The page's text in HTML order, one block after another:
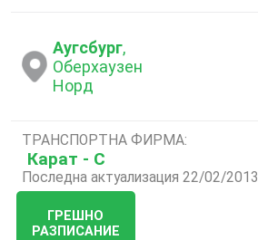
Аугсбург,
Оберхаузен
Норд
ТРАНСПОРТНА ФИРМА:
Карат - С
Последна актуализация 22/02/2013
ГРЕШНО
РАЗПИСАНИЕ